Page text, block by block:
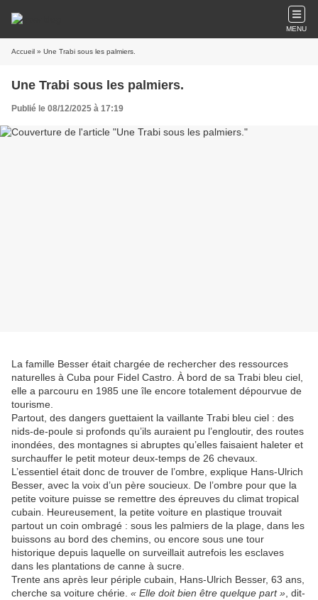
MENU
Accueil » Une Trabi sous les palmiers.
Une Trabi sous les palmiers.
Publié le 08/12/2025 à 17:19
La famille Besser était chargée de rechercher des ressources
naturelles à Cuba pour Fidel Castro. À bord de sa Trabi bleu ciel,
elle a parcouru en 1985 une île encore totalement dépourvue de
tourisme.
Partout, des dangers guettaient la vaillante Trabi bleu ciel : des
nids-de-poule si profonds qu’ils auraient pu l’engloutir, des routes
inondées, des montagnes si abruptes qu’elles faisaient haleter et
surchauffer le petit moteur deux-temps de 26 chevaux.
L’essentiel était donc de trouver de l’ombre, explique Hans-Ulrich
Besser, avec la voix d’un père soucieux. De l’ombre pour que la
petite voiture puisse se remettre des épreuves du climat tropical
cubain. Heureusement, la petite voiture en plastique trouvait
partout un coin ombragé : sous les palmiers de la plage, dans les
buissons au bord des chemins, ou encore sous une tour
historique depuis laquelle on surveillait autrefois les esclaves
dans les plantations de canne à sucre.
Trente ans après leur périple cubain, Hans-Ulrich Besser, 63 ans,
cherche sa voiture chérie. « Elle doit bien être quelque part » , dit-